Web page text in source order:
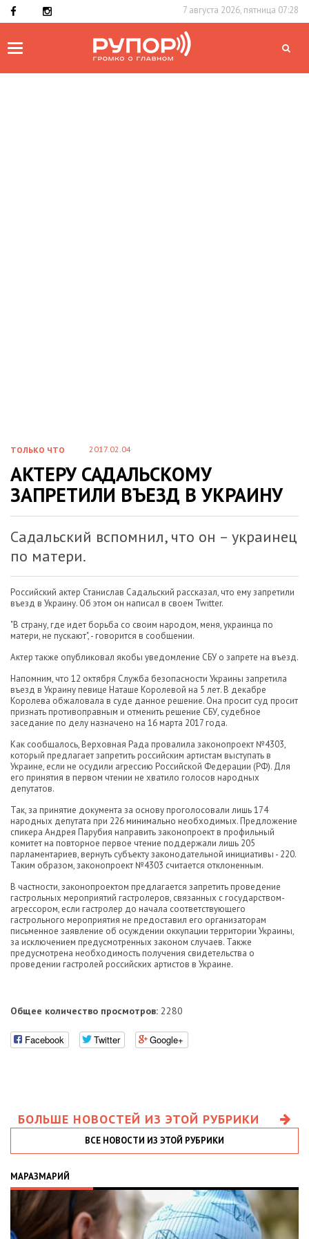
7 августа 2026, пятница 07:28
Toggle
ТОЛЬКО ЧТО 2017.02.04
АКТЕРУ САДАЛЬСКОМУ
ЗАПРЕТИЛИ ВЪЕЗД В УКРАИНУ
Садальский вспомнил, что он – украинец
по матери.
Российский актер Станислав Садальский рассказал, что ему запретили
въезд в Украину. Об этом он написал в своем Twitter.
"В страну, где идет борьба со своим народом, меня, украинца по
матери, не пускают", - говорится в сообщении.
Актер также опубликовал якобы уведомление СБУ о запрете на въезд.
Напомним, что 12 октября Служба безопасности Украины запретила
въезд в Украину певице Наташе Королевой на 5 лет. В декабре
Королева обжаловала в суде данное решение. Она просит суд просит
признать противоправным и отменить решение СБУ, судебное
заседание по делу назначено на 16 марта 2017 года.
Как сообщалось, Верховная Рада провалила законопроект №4303,
который предлагает запретить российским артистам выступать в
Украине, если не осудили агрессию Российской Федерации (РФ). Для
его принятия в первом чтении не хватило голосов народных
депутатов.
Так, за принятие документа за основу проголосовали лишь 174
народных депутата при 226 минимально необходимых. Предложение
спикера Андрея Парубия направить законопроект в профильный
комитет на повторное первое чтение поддержали лишь 205
парламентариев, вернуть субъекту законодательной инициативы - 220.
Таким образом, законопроект №4303 считается отклоненным.
В частности, законопроектом предлагается запретить проведение
гастрольных мероприятий гастролеров, связанных с государством-
агрессором, если гастролер до начала соответствующего
гастрольного мероприятия не предоставил его организаторам
письменное заявление об осуждении оккупации территории Украины,
за исключением предусмотренных законом случаев. Также
предусмотрена необходимость получения свидетельства о
проведении гастролей российских артистов в Украине.
Общее количество просмотров: 2280
Facebook Twitter Google+
БОЛЬШЕ НОВОСТЕЙ ИЗ ЭТОЙ РУБРИКИ
ВСЕ НОВОСТИ ИЗ ЭТОЙ РУБРИКИ
МАРАЗМАРИЙ